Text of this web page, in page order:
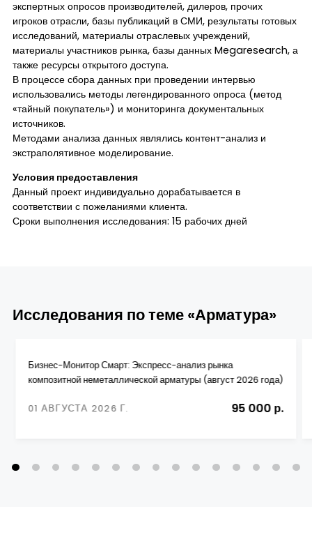
экспертных опросов производителей, дилеров, прочих
игроков отрасли, базы публикаций в СМИ, результаты готовых
исследований, материалы отраслевых учреждений,
материалы участников рынка, базы данных Megaresearch, а
также ресурсы открытого доступа.
В процессе сбора данных при проведении интервью
использовались методы легендированного опроса (метод
«тайный покупатель») и мониторинга документальных
источников.
Методами анализа данных являлись контент-анализ и
экстраполятивное моделирование.
Условия предоставления
Данный проект индивидуально дорабатывается в
соответствии с пожеланиями клиента.
Сроки выполнения исследования: 15 рабочих дней
Исследования по теме «Арматура»
Бизнес-Монитор Смарт: Экспресс-анализ рынка
композитной неметаллической арматуры (август 2026 года)
01 АВГУСТА 2026 Г. 95 000 р.